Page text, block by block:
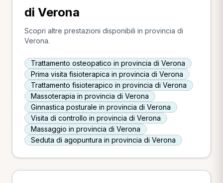
di Verona
Scopri altre prestazioni disponibili in provincia di
Verona.
Trattamento osteopatico in provincia di Verona
Prima visita fisioterapica in provincia di Verona
Trattamento fisioterapico in provincia di Verona
Massoterapia in provincia di Verona
Ginnastica posturale in provincia di Verona
Visita di controllo in provincia di Verona
Massaggio in provincia di Verona
Seduta di agopuntura in provincia di Verona